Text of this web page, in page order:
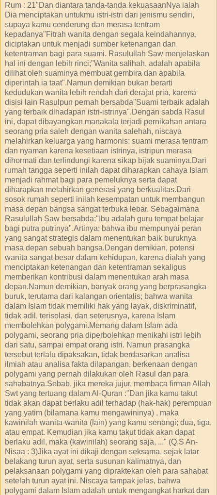
Rum : 21"Dan diantara tanda-tanda kekuasaanNya ialah
Dia menciptakan untukmu istri-istri dari jenismu sendiri,
supaya kamu cenderung dan merasa tentram
kepadanya"Fitrah wanita dengan segala keindahannya,
diciptakan untuk menjadi sumber ketenangan dan
ketentraman bagi para suami. Rasulullah Saw menjelaskan
hal ini dengan lebih rinci;"Wanita salihah, adalah apabila
dilihat oleh suaminya membuat gembira dan apabila
diperintah ia taat".Namun demikian bukan berarti
kedudukan wanita lebih rendah dari derajat pria, karena
disisi lain Rasulpun pernah bersabda"Suami terbaik adalah
yang terbaik dihadapan istri-istrinya".Dengan sabda Rasul
ini, dapat dibayangkan manakala terjadi pernikahan antara
seorang pria saleh dengan wanita salehah, niscaya
melahirkan keluarga yang harmonis; suami merasa tentram
dan nyaman karena kesetiaan istrinya, istripun merasa
dihormati dan terlindungi karena sikap bijak suaminya.Dari
rumah tangga seperti inilah dapat diharapkan cahaya Islam
menjadi rahmat bagi para pemeluknya serta dapat
diharapkan melahirkan generasi yang berkualitas.Dari
sosok rumah seperti inilah kesempatan untuk membangun
masa depan bangsa sangat terbuka lebar. Sebagaimana
Rasulullah Saw bersabda;"Ibu adalah guru tempat belajar
bagi putra putrinya".Artinya; bahwa ibu mempunyai peran
yang sangat strategis dalam menentukan baik buruknya
masa depan sebuah bangsa.Dengan demikian, potensi
wanita sangat besar dalam kehidupan, karena dialah yang
menciptakan ketenangan dan ketentraman sekaligus
memberikan kontribusi dalam menentukan arah masa
depan.Namun demikian, banyak orang yang berprasangka
buruk, terutama dari kalangan orientalis; bahwa wanita
dalam Islam tidak memiliki hak yang layak, diskriminatif,
tidak adil, terisolasi, dan seterusnya, karena Islam
membolehkan polygami.Memang dalam Islam ada
polygami, seorang pria diperbolehkan menikahi istri lebih
dari satu, sampai empat orang istri. Namun prasangka
tersebut terlalu dipaksakan, tidak berdasarkan analisa
ilmiah atau analisa fakta dilapangan, berkenaan dengan
polygami yang pernah dilakukan oleh Rasul dan para
sahabatnya.Sebab, jika mereka jujur, membaca firman Allah
Swt yang tertuang dalam Al-Quran :"Dan jika kamu takut
tidak akan dapat berlaku adil terhadap (hak-hak) perempuan
yang yatim (bilamana kamu mengawininya) , maka
kawinilah wanita-wanita (lain) yang kamu senangi; dua, tiga,
atau empat. Kemudian jika kamu takut tidak akan dapat
berlaku adil, maka (kawinilah) seorang saja, ..." (Q.S An-
Nisaa : 3)Jika ayat ini dikaji dengan seksama, sejak latar
belakang turun ayat, serta susunan kalimatnya, dan
pelaksanaan polygami yang dipraktekan oleh para sahabat
setelah turun ayat ini. Niscaya tampak jelas, bahwa
polygami dalam Islam adalah untuk mengangkat harkat dan